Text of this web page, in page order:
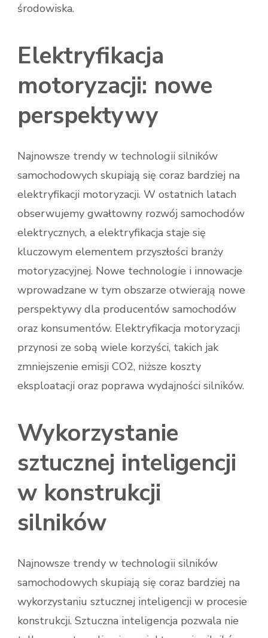
środowiska.
Elektryfikacja
motoryzacji: nowe
perspektywy
Najnowsze trendy w technologii silników
samochodowych skupiają się coraz bardziej na
elektryfikacji motoryzacji. W ostatnich latach
obserwujemy gwałtowny rozwój samochodów
elektrycznych, a elektryfikacja staje się
kluczowym elementem przyszłości branży
motoryzacyjnej. Nowe technologie i innowacje
wprowadzane w tym obszarze otwierają nowe
perspektywy dla producentów samochodów
oraz konsumentów. Elektryfikacja motoryzacji
przynosi ze sobą wiele korzyści, takich jak
zmniejszenie emisji CO2, niższe koszty
eksploatacji oraz poprawa wydajności silników.
Wykorzystanie
sztucznej inteligencji
w konstrukcji
silników
Najnowsze trendy w technologii silników
samochodowych skupiają się coraz bardziej na
wykorzystaniu sztucznej inteligencji w procesie
konstrukcji. Sztuczna inteligencja pozwala nie